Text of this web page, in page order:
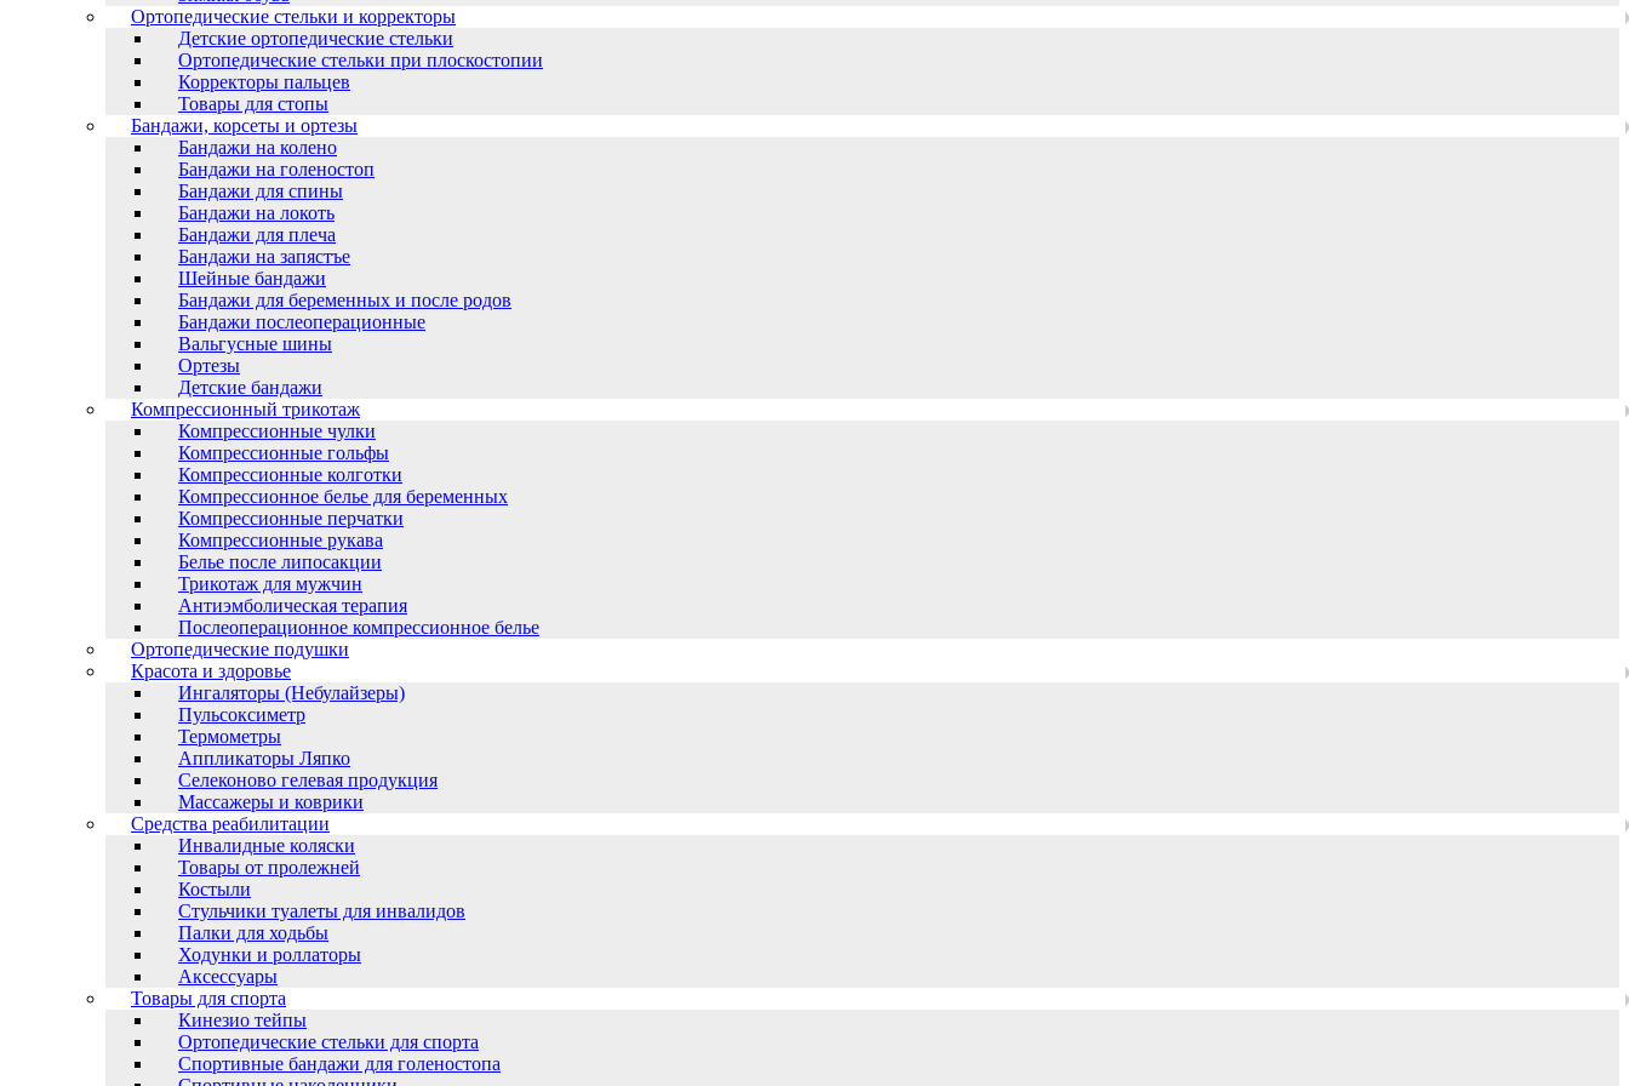
Ортопедические стельки и корректоры
Детские ортопедические стельки
Ортопедические стельки при плоскостопии
Корректоры пальцев
Товары для стопы
Бандажи, корсеты и ортезы
Бандажи на колено
Бандажи на голеностоп
Бандажи для спины
Бандажи на локоть
Бандажи для плеча
Бандажи на запястъе
Шейные бандажи
Бандажи для беременных и после родов
Бандажи послеоперационные
Вальгусные шины
Ортезы
Детские бандажи
Компрессионный трикотаж
Компрессионные чулки
Компрессионные гольфы
Компрессионные колготки
Компрессионное белье для беременных
Компрессионные перчатки
Компрессионные рукава
Белье после липосакции
Трикотаж для мужчин
Антиэмболическая терапия
Послеоперационное компрессионное белье
Ортопедические подушки
Красота и здоровье
Ингаляторы (Небулайзеры)
Пульсоксиметр
Термометры
Аппликаторы Ляпко
Селеконово гелевая продукция
Массажеры и коврики
Средства реабилитации
Инвалидные коляски
Товары от пролежней
Костыли
Стульчики туалеты для инвалидов
Палки для ходьбы
Ходунки и роллаторы
Аксессуары
Товары для спорта
Кинезио тейпы
Ортопедические стельки для спорта
Спортивные бандажи для голеностопа